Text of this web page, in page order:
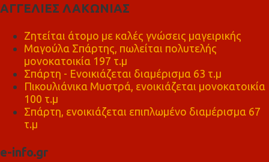
ΑΓΓΕΛΙΕΣ ΛΑΚΩΝΙΑΣ
Ζητείται άτομο με καλές γνώσεις μαγειρικής
Μαγούλα Σπάρτης, πωλείται πολυτελής
μονοκατοικία 197 τ.μ
Σπάρτη - Ενοικιάζεται διαμέρισμα 63 τ.μ
Πικουλιάνικα Μυστρά, ενοικιάζεται μονοκατοικία
100 τ.μ
Σπάρτη, ενοικιάζεται επιπλωμένο διαμέρισμα 67
τ.μ
e-info.gr